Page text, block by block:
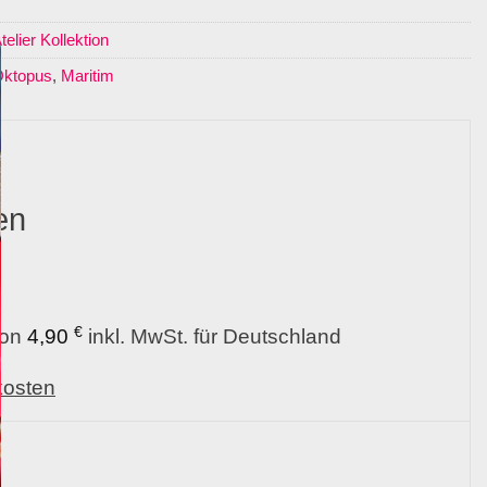
Kollektion
Oktopus, Maritim
4,90 € inkl. MwSt. für Deutschland